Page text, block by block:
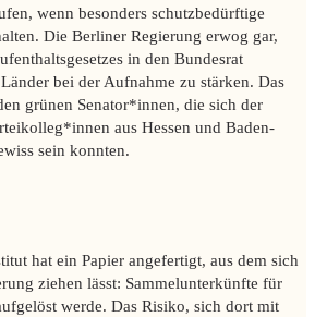
wenn besonders schutzbedürftige
Die Berliner Regierung erwog gar,
in den Bundesrat
bei der Aufnahme zu stärken. Das
grünen Senator*innen, die sich der
aus Hessen und Baden-
sein konnten.
hat ein Papier angefertigt, aus dem sich
ziehen lässt: Sammelunterkünfte für
werde. Das Risiko, sich dort mit